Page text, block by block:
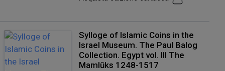
Sylloge of Islamic Coins in the
Israel Museum. The Paul Balog
Collection. Egypt vol. III The
Mamlūks 1248-1517